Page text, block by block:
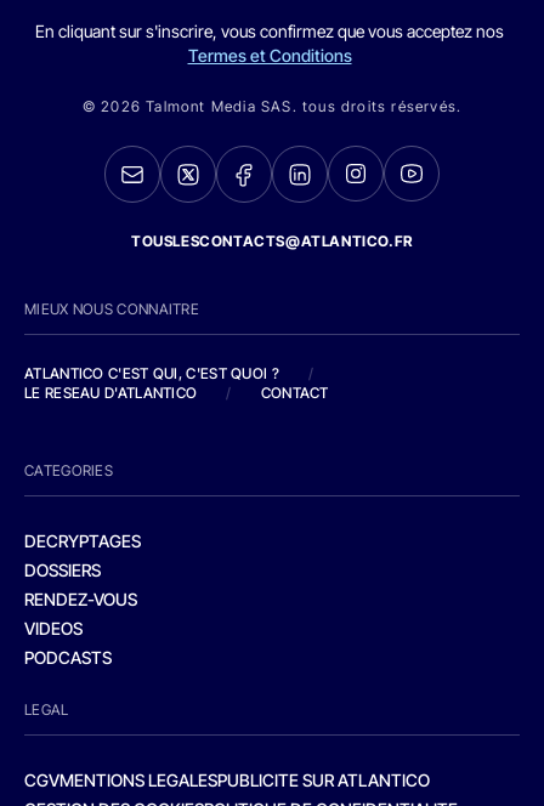
En cliquant sur s'inscrire, vous confirmez que vous acceptez nos
Termes et Conditions
© 2026 Talmont Media SAS. tous droits réservés.
TOUSLESCONTACTS@ATLANTICO.FR
MIEUX NOUS CONNAITRE
ATLANTICO C'EST QUI, C'EST QUOI ?
/
LE RESEAU D'ATLANTICO
/ CONTACT
CATEGORIES
DECRYPTAGES
DOSSIERS
RENDEZ-VOUS
VIDEOS
PODCASTS
LEGAL
CGVMENTIONS LEGALESPUBLICITE SUR ATLANTICO